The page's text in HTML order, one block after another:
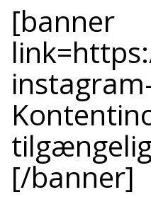
[banner
[/banner]